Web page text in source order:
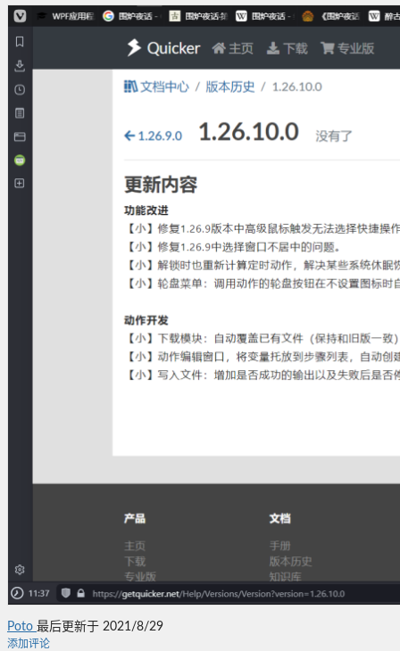
Poto 最后更新于 2021/8/29
添加评论